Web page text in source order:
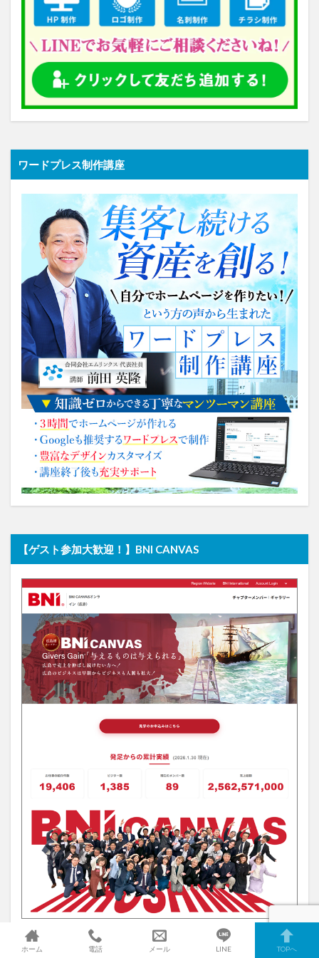
ワードプレス制作講座
【ゲスト参加大歓迎！】BNI CANVAS
ホーム 電話 メール LINE TOPへ